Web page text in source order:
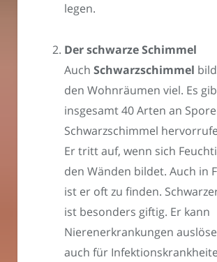
legen.
Der schwarze Schimmel
Auch Schwarzschimmel
den Wohnräumen viel. Es
insgesamt 40 Arten an
Schwarzschimmel
Er tritt auf, wenn sich
den Wänden bildet. Auch in
ist er oft zu finden.
ist besonders giftig. Er kann
Nierenerkrankungen
auch für